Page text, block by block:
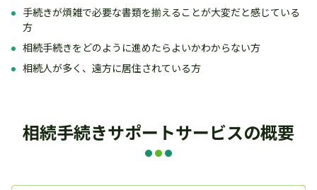
手続きが煩雑で必要な書類を揃えることが大変だと感じている
方
相続手続きをどのように進めたらよいかわからない方
相続人が多く、遠方に居住されている方
相続手続きサポートサービスの概要